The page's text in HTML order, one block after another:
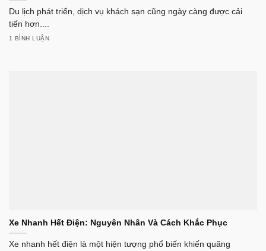
Du lịch phát triển, dịch vụ khách sạn cũng ngày càng được cải
tiến hơn....
1 BÌNH LUẬN
Xe Nhanh Hết Điện: Nguyên Nhân Và Cách Khắc Phục
Xe nhanh hết điện là một hiện tượng phổ biến khiến quãng